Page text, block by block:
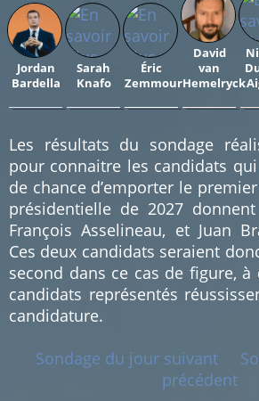
(9)
(8)
(6)
Jordan
Bardella
0.19
Sarah
Knafo
0.19
(1)
Éric
Zemmour
0.19
David
van
Hemelryck
0.19
Les résultats du sondage
pour connaitre les candidats
de chance d’emporter le
présidentielle de 2027
François Asselineau, et Juan
Ces deux candidats seraient
second dans ce cas de figure,
candidats représentés
candidature.
Sondage du jour suivant
précédent